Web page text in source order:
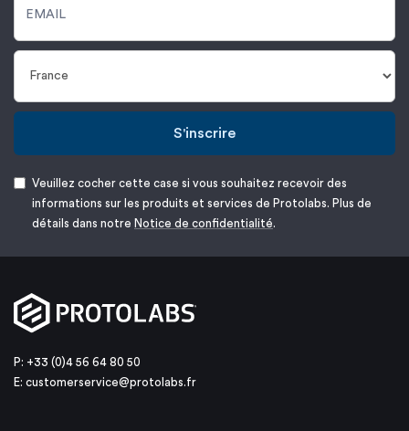
S'inscrire
Veuillez cocher cette case si vous souhaitez recevoir des
informations sur les produits et services de Protolabs. Plus de
détails dans notre Notice de confidentialité.
P: +33 (0)4 56 64 80 50
E: customerservice@protolabs.fr